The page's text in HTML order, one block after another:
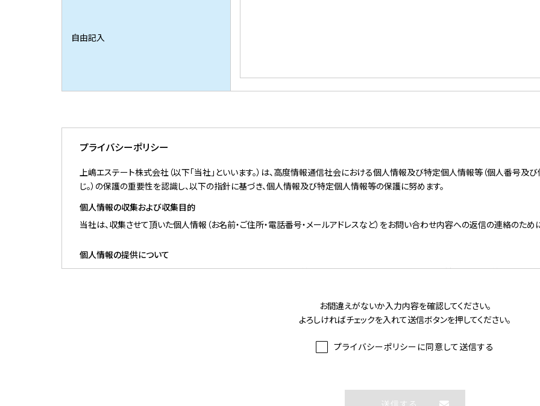
自由記入
プライバシーポリシー
上嶋エステート株式会社（以下「当社」といいます。）は、高度情報通信社会における個人情報及び特定個人情報等（個人番号及
じ。）の保護の重要性を認識し、以下の指針に基づき、個人情報及び特定個人情報等の保護に努めます。
個人情報の収集および収集目的
当社は、収集させて頂いた個人情報（お名前・ご住所・電話番号・メールアドレスなど）をお問い合わせ内容への返信の連絡のため
個人情報の提供について
当社は、お客様の個人情報を、法律に基づき開示を求められる等の特段の事情がない限り、お客様の事前の同意なく第三者に対
個人情報に関する開示、訂正、削除、利用の停止を希望される場合には、合理的な 範囲で速やかに対応いたします。
なお、情報の開示に 当たっては個人情報保護の観点上、ご本人確認が取れない場合は開示をご遠慮させ ていただく場合がございま
お間違えがないか入力内容を確認してください。
よろしければチェックを入れて送信ボタンを押してください。
プライバシーポリシーに同意して送信する